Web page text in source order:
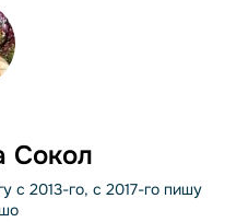
Сокол
с 2013-го, с 2017-го пишу